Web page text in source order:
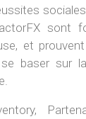
sont
et
baser sur